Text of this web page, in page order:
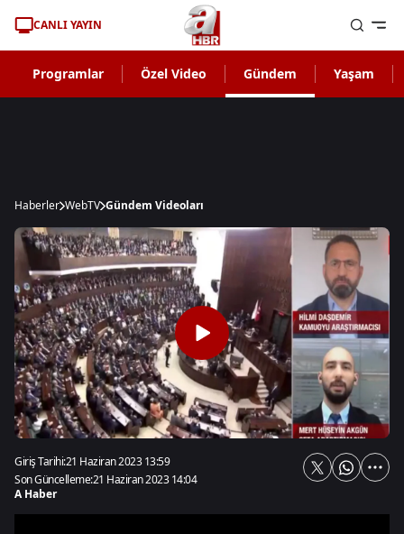
CANLI YAYIN
Programlar Özel Video Gündem Yaşam
Haberler WebTV Gündem Videoları
Giriş Tarihi:21 Haziran 2023 13:59
Son Güncelleme:21 Haziran 2023 14:04
A Haber